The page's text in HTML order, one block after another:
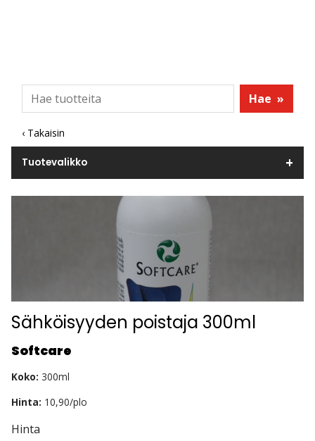
Hae »
‹ Takaisin
Tuotevalikko
Sähköisyyden poistaja 300ml
Softcare
Koko: 300ml
Hinta: 10,90/plo
Hinta